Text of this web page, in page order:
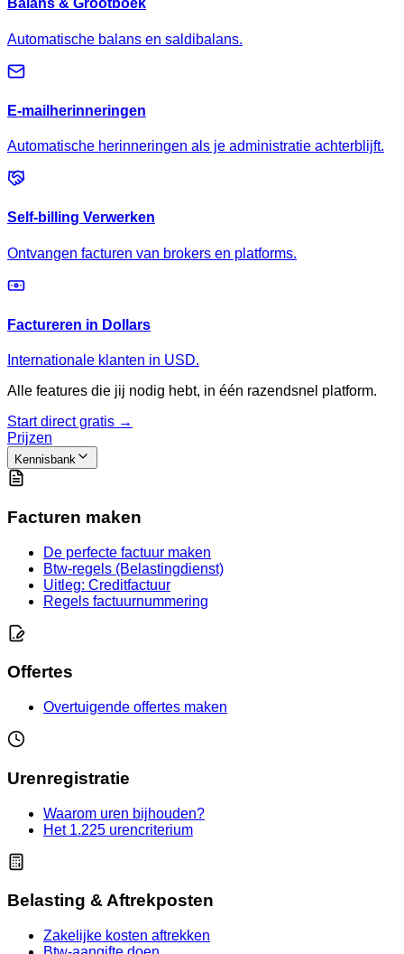
Balans & Grootboek
Automatische balans en saldibalans.
E-mailherinneringen
Automatische herinneringen als je administratie achterblijft.
Self-billing Verwerken
Ontvangen facturen van brokers en platforms.
Factureren in Dollars
Internationale klanten in USD.
Alle features die jij nodig hebt, in één razendsnel platform.
Start direct gratis →
Prijzen
Kennisbank
Facturen maken
De perfecte factuur maken
Btw-regels (Belastingdienst)
Uitleg: Creditfactuur
Regels factuurnummering
Offertes
Overtuigende offertes maken
Urenregistratie
Waarom uren bijhouden?
Het 1.225 urencriterium
Belasting & Aftrekposten
Zakelijke kosten aftrekken